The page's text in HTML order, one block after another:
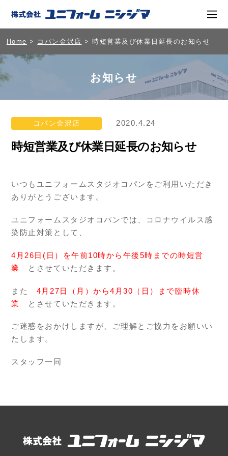
Home > コパン金沢店 > 時短営業及び休業日延長のお知らせ
お知らせ
コパン金沢店 2020.4.24
時短営業及び休業日延長のお知らせ
いつもユニフォームスタジオコパンをご利用いただき
ありがとうございます。
ユニフォームスタジオコパンでは、コロナウイルス感
染防止対策として、
4月26日(日）を午前10時から午後5時までの時短営
業 とさせていただきます。
また 4月27日（月）から4月30（日）まで臨時休
業 とさせていただきます。
ご迷惑をおかけしますが、ご理解とご協力をお願いい
たします。
スタッフ一同